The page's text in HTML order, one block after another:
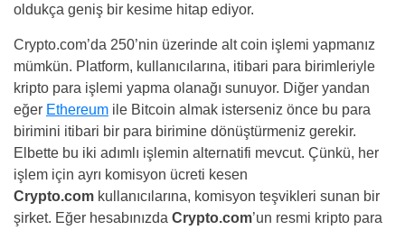
oldukça geniş bir kesime hitap ediyor.
Crypto.com’da 250’nin üzerinde alt coin işlemi yapmanız
mümkün. Platform, kullanıcılarına, itibari para birimleriyle
kripto para işlemi yapma olanağı sunuyor. Diğer yandan
eğer Ethereum ile Bitcoin almak isterseniz önce bu para
birimini itibari bir para birimine dönüştürmeniz gerekir.
Elbette bu iki adımlı işlemin alternatifi mevcut. Çünkü, her
işlem için ayrı komisyon ücreti kesen
Crypto.com kullanıcılarına, komisyon teşvikleri sunan bir
şirket. Eğer hesabınızda Crypto.com’un resmi kripto para